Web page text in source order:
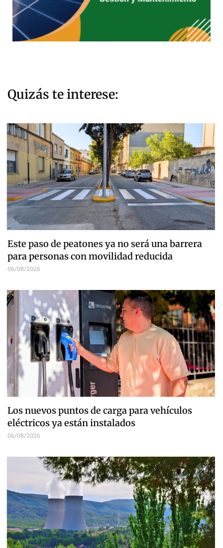
Quizás te interese:
Este paso de peatones ya no será una barrera
para personas con movilidad reducida
06/08/2026
Los nuevos puntos de carga para vehículos
eléctricos ya están instalados
06/08/2026